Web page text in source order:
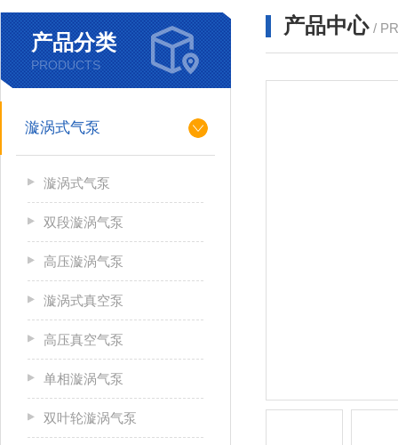
产品分类
PRODUCTS
漩涡式气泵
漩涡式气泵
双段漩涡气泵
高压漩涡气泵
漩涡式真空泵
高压真空气泵
单相漩涡气泵
双叶轮漩涡气泵
产品中心 /